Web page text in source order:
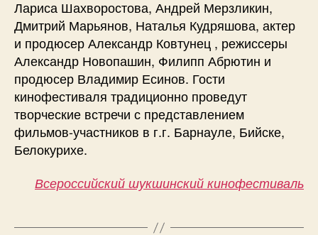
Лариса Шахворостова, Андрей Мерзликин,
Дмитрий Марьянов, Наталья Кудряшова, актер
и продюсер Александр Ковтунец , режиссеры
Александр Новопашин, Филипп Абрютин и
продюсер Владимир Есинов. Гости
кинофестиваля традиционно проведут
творческие встречи с представлением
фильмов-участников в г.г. Барнауле, Бийске,
Белокурихе.
Всероссийский шукшинский кинофестиваль